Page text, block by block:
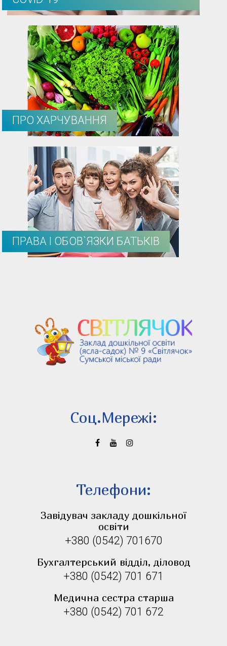
ПРО ХАРЧУВАННЯ
ПРАВА І ОБОВ`ЯЗКИ БАТЬКІВ
Соц.Мережi:
Телефони:
Завідувач закладу дошкільної
освіти
+380 (0542) 701670
Бухгалтерський відділ, діловод
+380 (0542) 701 671
Медична сестра старша
+380 (0542) 701 672